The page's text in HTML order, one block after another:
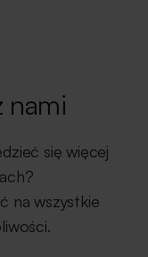
nami
się więcej
na wszystkie